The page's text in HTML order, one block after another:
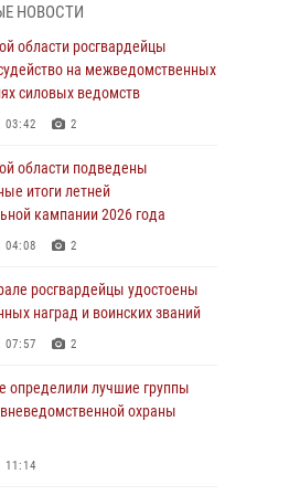
11:25
обеспечили безопасность
Дня ВДВ на Южном Урале
совершила более 250
в Донецкой Народной
безопасность
направлении
Росгвардии состоялось
штаба
10:53
НОВОСТИ
области росгвардейцы
на межведомственных
силовых ведомств
03:42 2
области подведены
итоги летней
кампании 2026 года
04:08 2
росгвардейцы удостоены
наград и воинских званий
07:57 2
определили лучшие группы
охраны
11:14